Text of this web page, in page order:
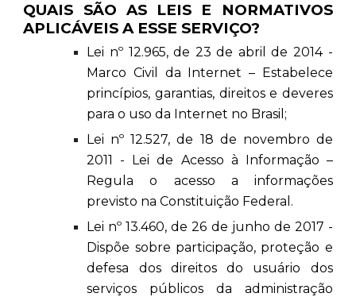
QUAIS SÃO AS LEIS E NORMATIVOS
APLICÁVEIS A ESSE SERVIÇO?
Lei nº 12.965, de 23 de abril de 2014 -
Marco Civil da Internet – Estabelece
princípios, garantias, direitos e deveres
para o uso da Internet no Brasil;
Lei nº 12.527, de 18 de novembro de
2011 - Lei de Acesso à Informação –
Regula o acesso a informações
previsto na Constituição Federal.
Lei nº 13.460, de 26 de junho de 2017 -
Dispõe sobre participação, proteção e
defesa dos direitos do usuário dos
serviços públicos da administração